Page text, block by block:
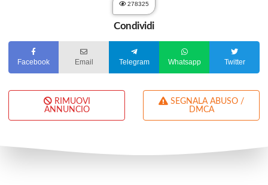
278325
Condividi
Facebook Email Telegram Whatsapp Twitter
RIMUOVI
ANNUNCIO
DMCA